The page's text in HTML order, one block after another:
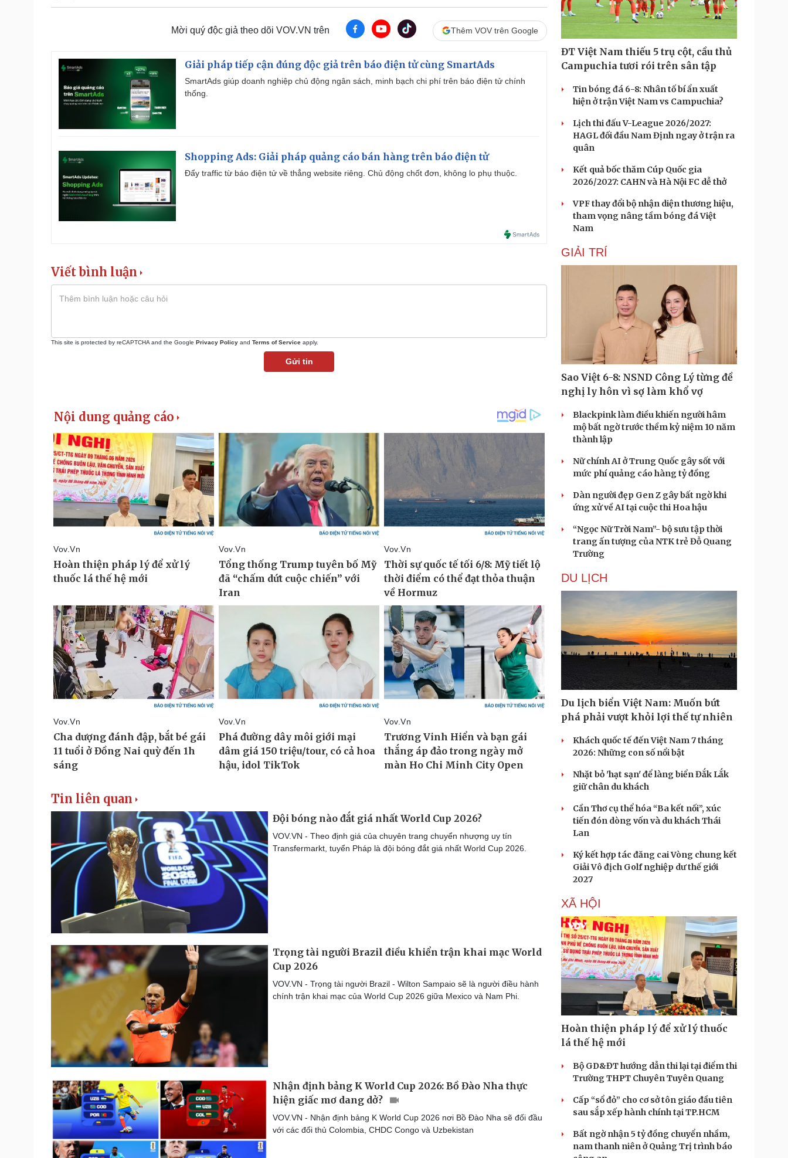
Mời quý độc giả theo dõi VOV.VN trên Thêm VOV trên Google
Giải pháp tiếp cận đúng độc giả trên báo điện tử cùng SmartAds
SmartAds giúp doanh nghiệp chủ động ngân sách, minh bạch chi phí trên báo điện tử chính
thống.
Shopping Ads: Giải pháp quảng cáo bán hàng trên báo điện tử
Đẩy traffic từ báo điện tử về thẳng website riêng. Chủ động chốt đơn, không lo phụ thuộc.
Viết bình luận
This site is protected by reCAPTCHA and the Google Privacy Policy and Terms of Service apply.
Gửi tin
Tin liên quan
Đội bóng nào đắt giá nhất World Cup 2026?
VOV.VN - Theo định giá của chuyên trang chuyển nhượng uy tín
Transfermarkt, tuyển Pháp là đội bóng đắt giá nhất World Cup 2026.
Trọng tài người Brazil điều khiển trận khai mạc World
Cup 2026
VOV.VN - Trọng tài người Brazil - Wilton Sampaio sẽ là người điều hành
chính trận khai mạc của World Cup 2026 giữa Mexico và Nam Phi.
Nhận định bảng K World Cup 2026: Bồ Đào Nha thực
hiện giấc mơ dang dở?
VOV.VN - Nhận định bảng K World Cup 2026 nơi Bồ Đào Nha sẽ đối đầu
với các đối thủ Colombia, CHDC Congo và Uzbekistan
ĐT Việt Nam thiếu 5 trụ cột, cầu thủ
Campuchia tươi rói trên sân tập
Tin bóng đá 6-8: Nhân tố bí ẩn xuất
hiện ở trận Việt Nam vs Campuchia?
Lịch thi đấu V-League 2026/2027:
HAGL đối đầu Nam Định ngay ở trận ra
quân
Kết quả bốc thăm Cúp Quốc gia
2026/2027: CAHN và Hà Nội FC dễ thở
VPF thay đổi bộ nhận diện thương hiệu,
tham vọng nâng tầm bóng đá Việt
Nam
GIẢI TRÍ
Sao Việt 6-8: NSND Công Lý từng đề
nghị ly hôn vì sợ làm khổ vợ
Blackpink làm điều khiến người hâm
mộ bất ngờ trước thềm kỷ niệm 10 năm
thành lập
Nữ chính AI ở Trung Quốc gây sốt với
mức phí quảng cáo hàng tỷ đồng
Dàn người đẹp Gen Z gây bất ngờ khi
ứng xử về AI tại cuộc thi Hoa hậu
“Ngọc Nữ Trời Nam”- bộ sưu tập thời
trang ấn tượng của NTK trẻ Đỗ Quang
Trường
DU LỊCH
Du lịch biển Việt Nam: Muốn bứt
phá phải vượt khỏi lợi thế tự nhiên
Khách quốc tế đến Việt Nam 7 tháng
2026: Những con số nổi bật
Nhặt bỏ 'hạt sạn' để làng biển Đắk Lắk
giữ chân du khách
Cần Thơ cụ thể hóa “Ba kết nối”, xúc
tiến đón dòng vốn và du khách Thái
Lan
Ký kết hợp tác đăng cai Vòng chung kết
Giải Vô địch Golf nghiệp dư thế giới
2027
XÃ HỘI
Hoàn thiện pháp lý để xử lý thuốc
lá thế hệ mới
Bộ GD&ĐT hướng dẫn thi lại tại điểm thi
Trường THPT Chuyên Tuyên Quang
Cấp “sổ đỏ” cho cơ sở tôn giáo đầu tiên
sau sắp xếp hành chính tại TP.HCM
Bất ngờ nhận 5 tỷ đồng chuyển nhầm,
nam thanh niên ở Quảng Trị trình báo